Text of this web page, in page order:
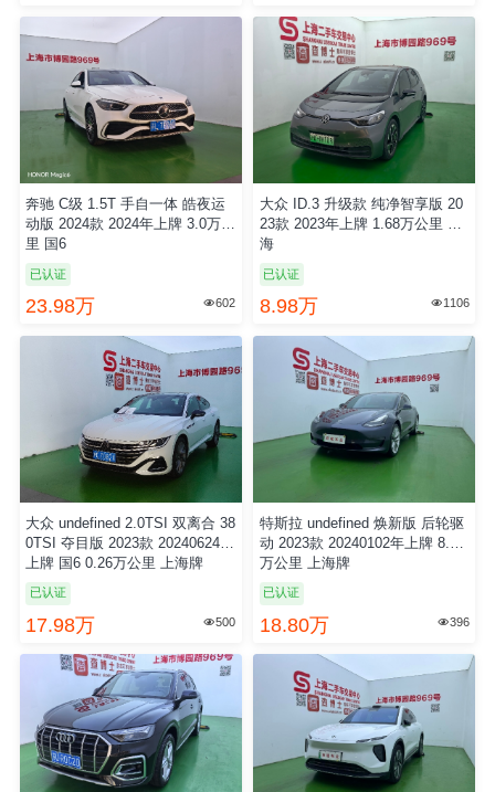
奔驰 C级 1.5T 手自一体 皓夜运
动版 2024款 2024年上牌 3.0万公
里 国6
已认证
23.98万 602
大众 ID.3 升级款 纯净智享版 20
23款 2023年上牌 1.68万公里 上
海
已认证
8.98万  1106
大众 undefined 2.0TSI 双离合 38
0TSI 夺目版 2023款 20240624年
上牌 国6 0.26万公里 上海牌
已认证
17.98万 500
特斯拉 undefined 焕新版 后轮驱
动 2023款 20240102年上牌 8.0
万公里 上海牌
已认证
18.80万 396